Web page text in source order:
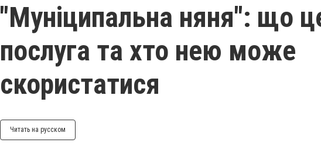
"Муніципальна няня": що
послуга та хто нею може
скористатися
Читать на русском